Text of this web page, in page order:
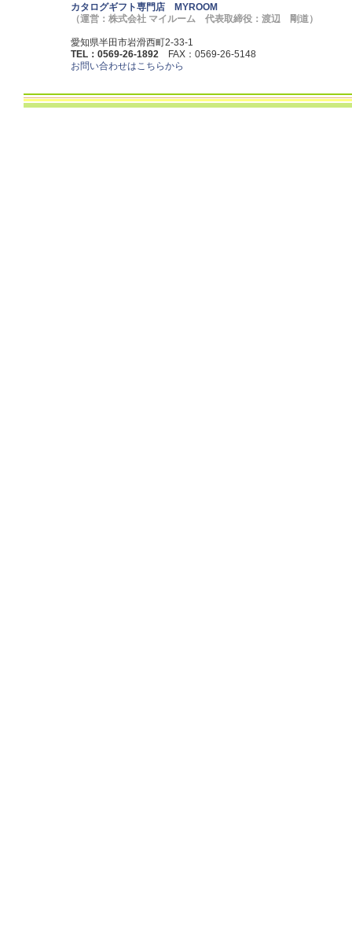
カタログギフト専門店 MYROOM
（運営：株式会社 マイルーム 代表取締役：渡辺 剛道）
愛知県半田市岩滑西町2-33-1
TEL：0569-26-1892 FAX：0569-26-5148
お問い合わせはこちらから